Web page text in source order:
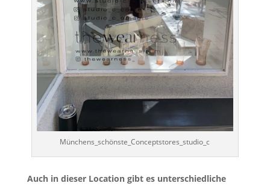
Münchens_schönste_Conceptstores_studio_c
Auch in dieser Location gibt es unterschiedliche